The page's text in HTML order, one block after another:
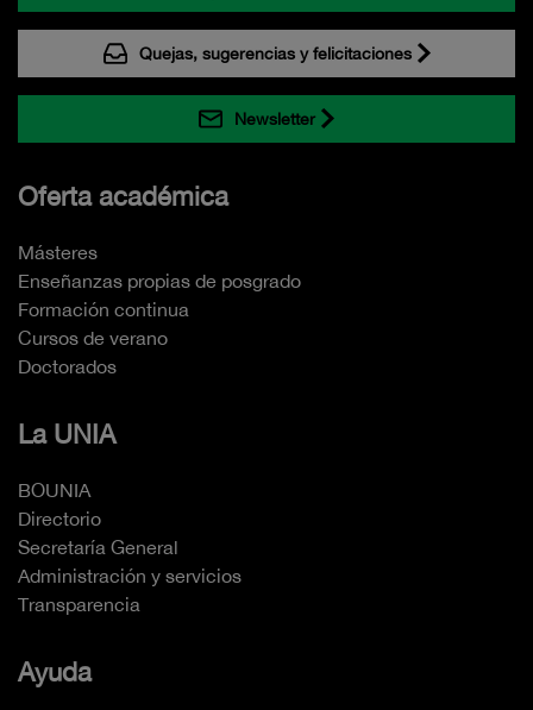
Quejas, sugerencias y felicitaciones
Newsletter
Oferta académica
Másteres
Enseñanzas propias de posgrado
Formación continua
Cursos de verano
Doctorados
La UNIA
BOUNIA
Directorio
Secretaría General
Administración y servicios
Transparencia
Ayuda